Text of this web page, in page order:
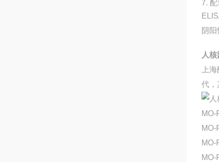
7.
阴
人
上
代，
MO-